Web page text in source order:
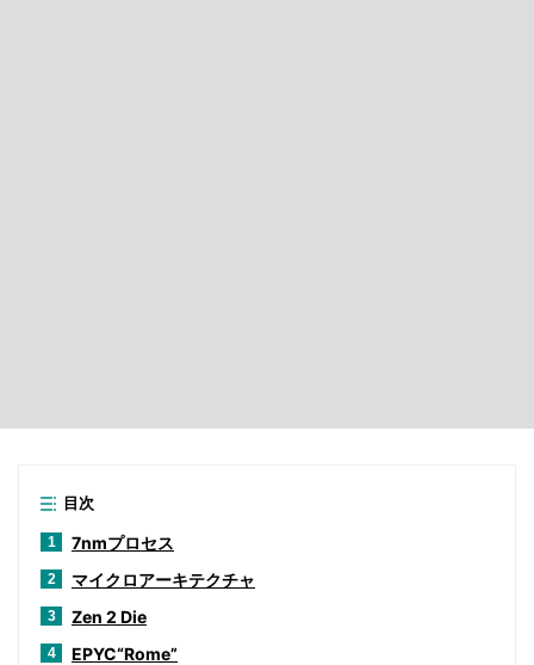
目次
1 7nmプロセス
2 マイクロアーキテクチャ
3 Zen 2 Die
4 EPYC“Rome”